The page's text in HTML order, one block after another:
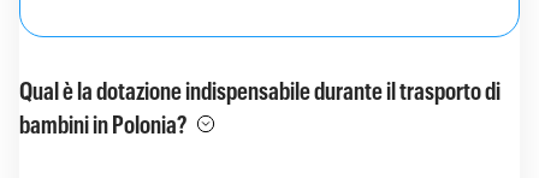
Qual è la dotazione indispensabile durante il trasporto di
bambini in Polonia?